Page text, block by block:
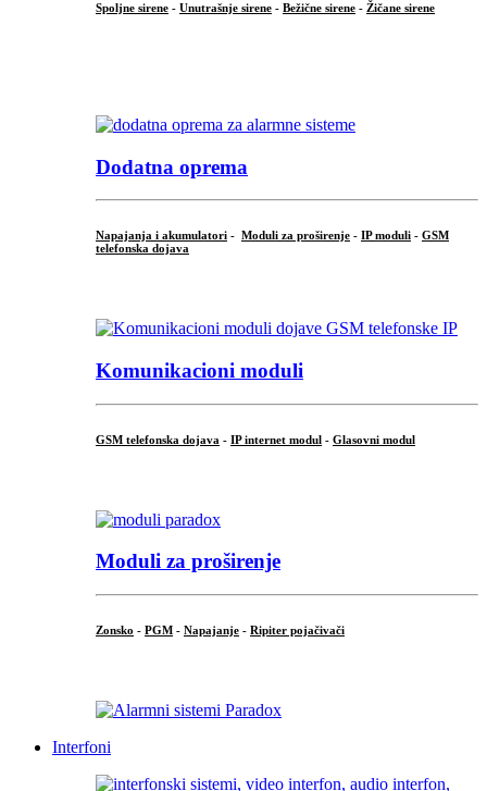
Spoljne sirene - Unutrašnje sirene - Bežične sirene - Žičane sirene
Dodatna oprema
Napajanja i akumulatori - Moduli za proširenje - IP moduli - GSM
telefonska dojava
Komunikacioni moduli
GSM telefonska dojava - IP internet modul - Glasovni modul
Moduli za proširenje
Zonsko - PGM - Napajanje - Ripiter pojačivači
Interfoni